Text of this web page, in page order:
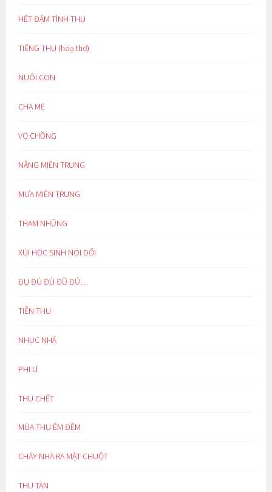
HẾT ĐẬM TÌNH THU
TIẾNG THU (hoạ thơ)
NUÔI CON
CHA MẸ
VỢ CHỒNG
NẮNG MIỀN TRUNG
MƯA MIỀN TRUNG
THAM NHŨNG
XÚI HỌC SINH NÓI DỐI
ĐU ĐÚ ĐÙ ĐŨ ĐỦ…
TIỄN THU
NHỤC NHÃ
PHI LÍ
THU CHẾT
MÙA THU ÊM ĐỀM
CHÁY NHÀ RA MẶT CHUỘT
THU TÀN